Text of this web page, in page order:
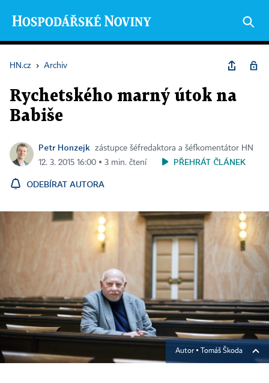
HN.cz › Archiv
Rychetského marný útok na
Babiše
Petr Honzejk
zástupce šéfredaktora a šéfkomentátor HN
12. 3. 2015 16:00 ▪ 3 min. čtení
PŘEHRÁT ČLÁNEK
ODEBÍRAT AUTORA
Autor ▪ Tomáš Škoda